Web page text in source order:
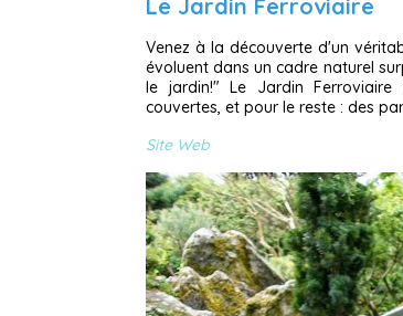
Le Jardin Ferroviaire
Venez à la découverte d'un
évoluent dans un cadre naturel
le jardin!" Le Jardin
couvertes, et pour le reste : des
Site Web